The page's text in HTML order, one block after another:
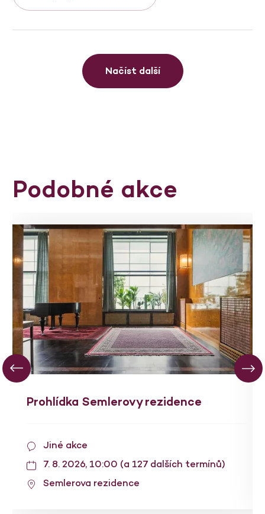
Načíst další
Podobné akce
Prohlídka Semlerovy rezidence
Jiné akce
7. 8. 2026, 10:00 (a 127 dalších termínů)
Semlerova rezidence